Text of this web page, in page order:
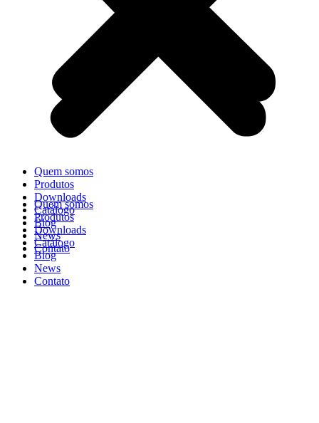
Quem somos
Produtos
Downloads
Catálogo
Blog
News
Contato
Quem somos
Produtos
Downloads
Catálogo
Blog
News
Contato